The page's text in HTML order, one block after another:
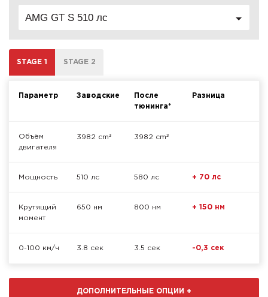
AMG GT S 510 лс
STAGE 1 STAGE 2
Параметр Заводские
После
тюнинга*
Разница
Объём
двигателя
3982 cm³ 3982 cm³
Мощность 510 лс 580 лс + 70 лс
Крутящий
момент
650 нм 800 нм + 150 нм
0-100 км/ч 3.8 сек 3.5 сек -0,3 сек
ДОПОЛНИТЕЛЬНЫЕ ОПЦИИ +